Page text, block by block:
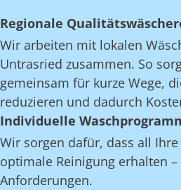
Regionale
Wir arbeiten mit lokalen
Untrasried zusammen. So
gemeinsam für kurze Wege,
reduzieren und dadurch
Individuelle
Wir sorgen dafür, dass all
optimale Reinigung erhalten
Anforderungen.